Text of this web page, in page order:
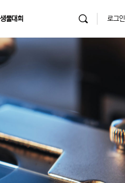
물대회 로그인